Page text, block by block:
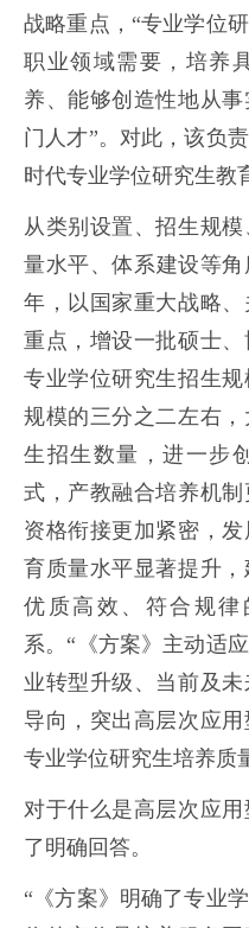
战略重点，“专业学位
职业领域需要，培养
养、能够创造性地从
门人才”。 对此，该负
时代专业学位研究生
从类别设置、招生规
量水平、体系建设等
年，以国家重大战略
重点，增设一批硕士
专业学位研究生招生
规模的三分之二左右
生招生数量，进一步
式，产教融合培养机
资格衔接更加紧密，
育质量水平显著提升，
优质高效、符合规
系。“《方案》主动适
业转型升级、当前及
导向，突出高层次应
专业学位研究生培养
对于什么是高层次应
了明确回答。
“《方案》明确了专业